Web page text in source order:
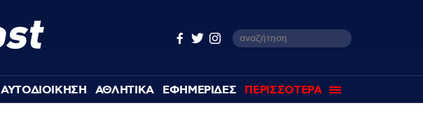
ΑΥΤΟΔΙΟΙΚΗΣΗ ΑΘΛΗΤΙΚΑ ΕΦΗΜΕΡΙΔΕΣ ΠΕΡΙΣΣΟΤΕΡΑ